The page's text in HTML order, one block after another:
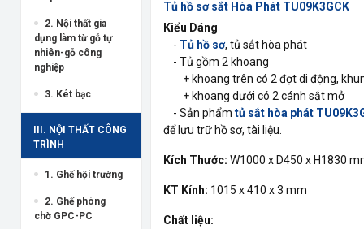
2. Nội thất gia
dụng làm từ gỗ tự
nhiên-gỗ công
nghiệp
3. Két bạc
III. NỘI THẤT CÔNG
TRÌNH
1. Ghế hội trường
2. Ghế phòng
chờ GPC-PC
Tủ hồ sơ sắt Hòa Phát TU09K3GCK
Kiểu Dáng
- Tủ hồ sơ, tủ sắt hòa phát
- Tủ gồm 2 khoang
+ khoang trên có 2 đợt di động,
+ khoang dưới có 2 cánh sắt mở
- Sản phẩm tủ sắt hòa phát
để lưu trữ hồ sơ, tài liệu.
Kích Thước: W1000 x D450 x H1830
KT Kính: 1015 x 410 x 3 mm
Chất liệu: